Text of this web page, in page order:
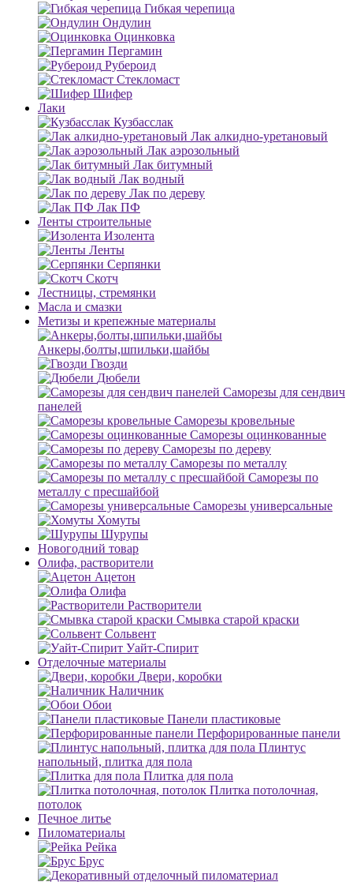
Гибкая черепица
Ондулин
Оцинковка
Пергамин
Рубероид
Стекломаст
Шифер
Лаки
Кузбасслак
Лак алкидно-уретановый
Лак аэрозольный
Лак битумный
Лак водный
Лак по дереву
Лак ПФ
Ленты строительные
Изолента
Ленты
Серпянки
Скотч
Лестницы, стремянки
Масла и смазки
Метизы и крепежные материалы
Анкеры,болты,шпильки,шайбы
Гвозди
Дюбели
Саморезы для сендвич
панелей
Саморезы кровельные
Саморезы оцинкованные
Саморезы по дереву
Саморезы по металлу
Саморезы по
металлу с пресшайбой
Саморезы универсальные
Хомуты
Шурупы
Новогодний товар
Олифа, растворители
Ацетон
Олифа
Растворители
Смывка старой краски
Сольвент
Уайт-Спирит
Отделочные материалы
Двери, коробки
Наличник
Обои
Панели пластиковые
Перфорированные панели
Плинтус
напольный, плитка для пола
Плитка для пола
Плитка потолочная,
потолок
Печное литье
Пиломатериалы
Рейка
Брус